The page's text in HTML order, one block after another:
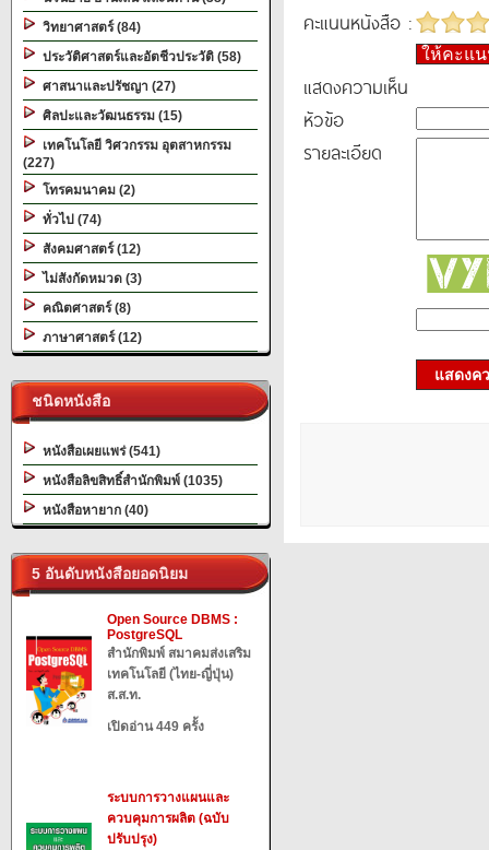
วิทยาศาสตร์ (84)
ประวัติศาสตร์และอัตชีวประวัติ (58)
ศาสนาและปรัชญา (27)
ศิลปะและวัฒนธรรม (15)
เทคโนโลยี วิศวกรรม อุตสาหกรรม
(227)
โทรคมนาคม (2)
ทั่วไป (74)
สังคมศาสตร์ (12)
ไม่สังกัดหมวด (3)
คณิตศาสตร์ (8)
ภาษาศาสตร์ (12)
ชนิดหนังสือ
หนังสือเผยแพร่ (541)
หนังสือลิขสิทธิ์สำนักพิมพ์ (1035)
หนังสือหายาก (40)
5 อันดับหนังสือยอดนิยม
Open Source DBMS :
PostgreSQL
สำนักพิมพ์ สมาคมส่งเสริม
เทคโนโลยี (ไทย-ญี่ปุ่น)
ส.ส.ท.
เปิดอ่าน 449 ครั้ง
ระบบการวางแผนและ
ควบคุมการผลิต (ฉบับ
ปรับปรุง)
คะแนนหนังสือ :
ให้คะแ
แสดงความเห็น
หัวข้อ
รายละเอียด
แสดงค